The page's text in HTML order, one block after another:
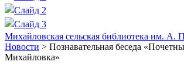
Михайловская сельская библиотека им. А.
Новости > Познавательная беседа
Михайловка»